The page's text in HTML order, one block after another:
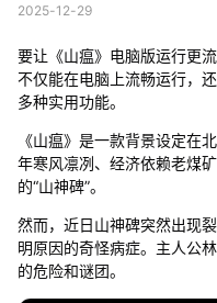
2025-12-29
要让《山瘟》电脑版运行更
不仅能在电脑上流畅运行，
多种实用功能。
《山瘟》是一款背景设定在
年寒风凛冽、经济依赖老煤
的“山神碑”。
然而，近日山神碑突然出现
明原因的奇怪病症。主人公
的危险和谜团。